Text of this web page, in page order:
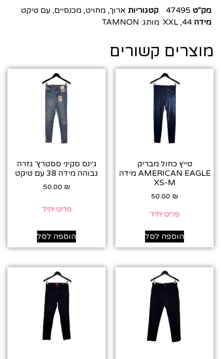
מק"ט 47495 קטגוריות ארוך, מחויט, מכנסיים, עם טיקט
מידה 44
,
XXL מותג: TAMNON
מוצרים קשורים
טייץ כחול מבריק
AMERICAN EAGLE מידה
XS-M
50.00 ₪
פריט יחיד
הוספה לסל
ג׳ינס סקיני ססטרץ׳ גזרה
גבוהה מידה 38 עם טיקט
50.00 ₪
פריט יחיד
הוספה לסל